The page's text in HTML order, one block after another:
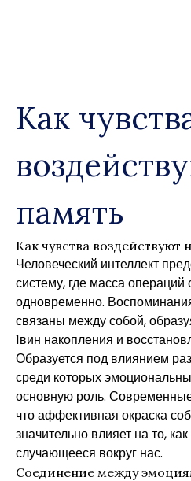
Как
память
Как чувства воздействуют
Человеческий интеллект
систему, где масса
одновременно.
связаны между собой,
1вин накопления и
Образуется под влиянием
среди которых
основную роль.
что аффективная окраска
значительно влияет на то,
случающееся вокруг нас.
Соединение между